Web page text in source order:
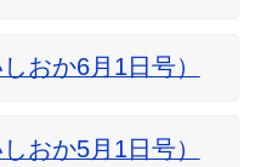
おか6月1日号）
おか5月1日号）